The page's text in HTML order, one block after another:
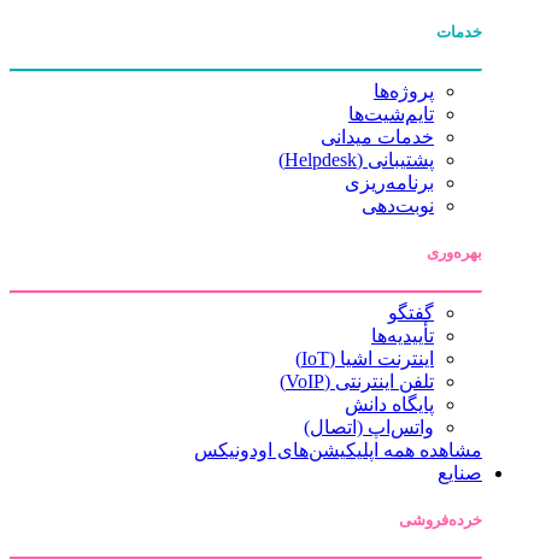
خدمات
پروژه‌ها
تایم‌شیت‌ها
خدمات میدانی
پشتیبانی (Helpdesk)
برنامه‌ریزی
نوبت‌دهی
بهره‌وری
گفتگو
تأییدیه‌ها
اینترنت اشیا (IoT)
تلفن اینترنتی (VoIP)
پایگاه دانش
واتس‌اپ (اتصال)
مشاهده همه اپلیکیشن‌های اودونیکس
صنایع
خرده‌فروشی